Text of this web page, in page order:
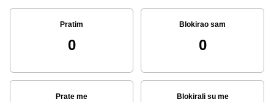
Pratim
0
Blokirao sam
0
Prate me Blokirali su me